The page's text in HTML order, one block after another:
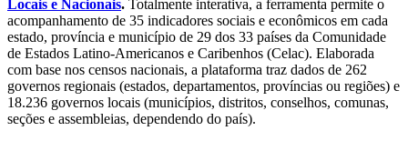
Locais e Nacionais. Totalmente interativa, a ferramenta permite o
acompanhamento de 35 indicadores sociais e econômicos em cada
estado, província e município de 29 dos 33 países da Comunidade
de Estados Latino-Americanos e Caribenhos (Celac). Elaborada
com base nos censos nacionais, a plataforma traz dados de 262
governos regionais (estados, departamentos, províncias ou regiões) e
18.236 governos locais (municípios, distritos, conselhos, comunas,
seções e assembleias, dependendo do país).